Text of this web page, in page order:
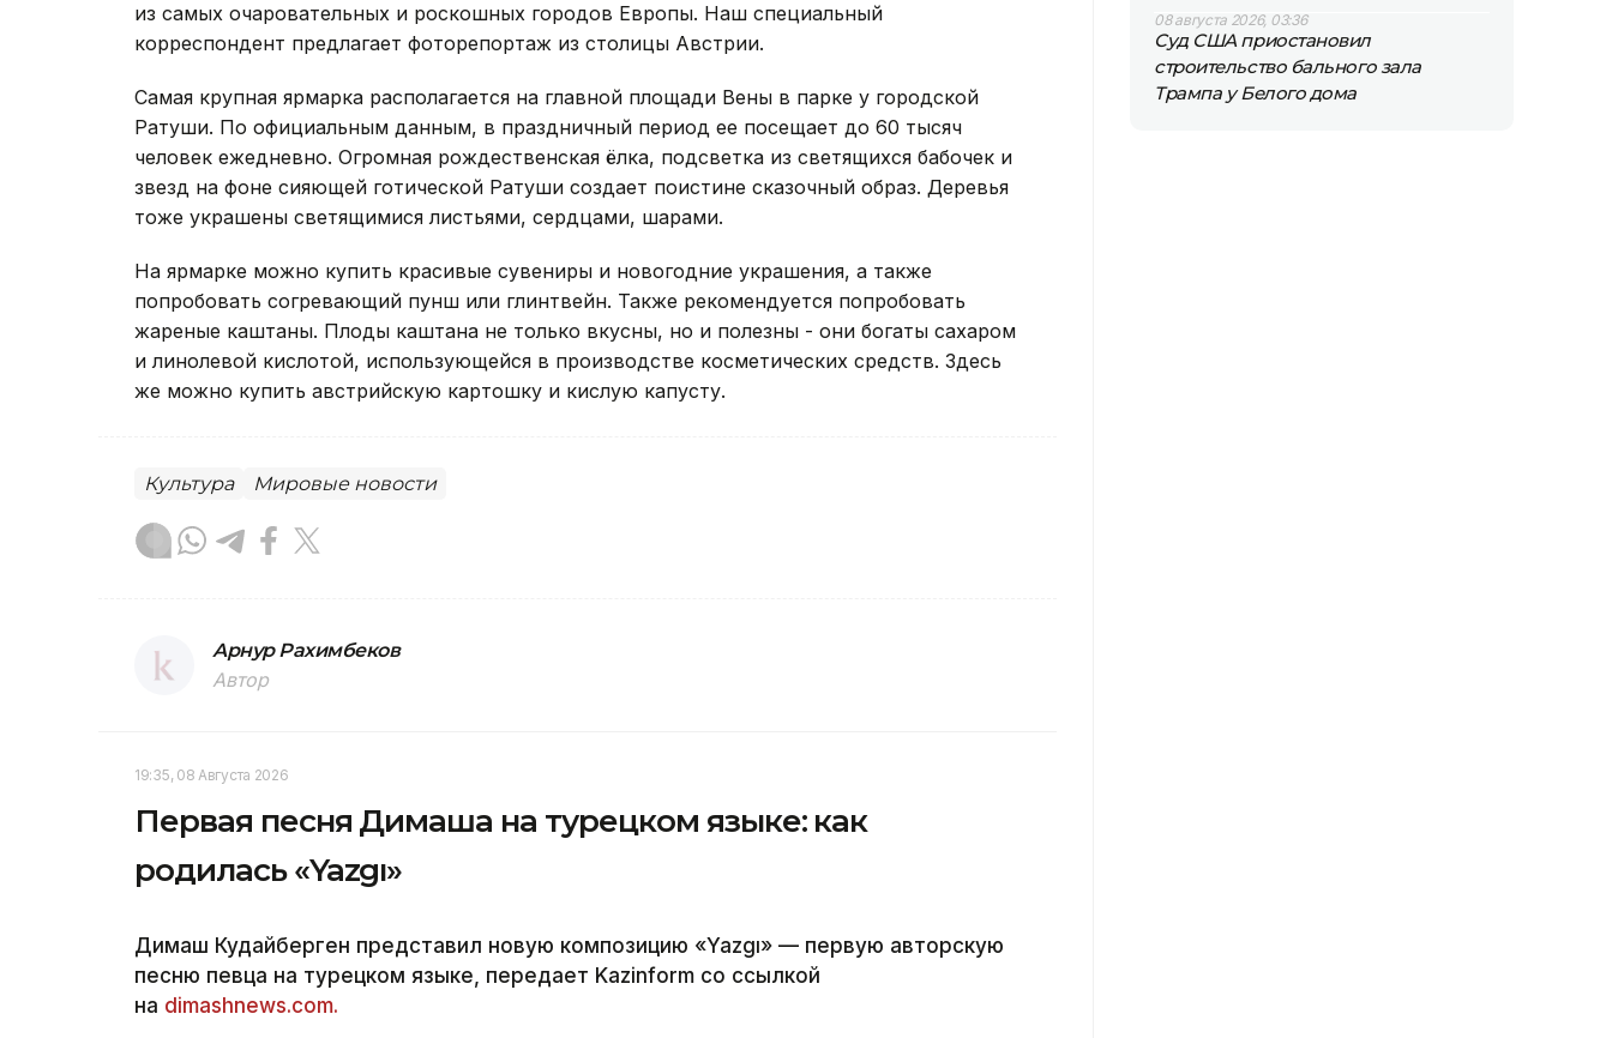
из самых очаровательных и роскошных городов Европы. Наш специальный
корреспондент предлагает фоторепортаж из столицы Австрии.
Самая крупная ярмарка располагается на главной площади Вены в парке у городской
Ратуши. По официальным данным, в праздничный период ее посещает до 60 тысяч
человек ежедневно. Огромная рождественская ёлка, подсветка из светящихся бабочек и
звезд на фоне сияющей готической Ратуши создает поистине сказочный образ. Деревья
тоже украшены светящимися листьями, сердцами, шарами.
На ярмарке можно купить красивые сувениры и новогодние украшения, а также
попробовать согревающий пунш или глинтвейн. Также рекомендуется попробовать
жареные каштаны. Плоды каштана не только вкусны, но и полезны - они богаты сахаром
и линолевой кислотой, использующейся в производстве косметических средств. Здесь
же можно купить австрийскую картошку и кислую капусту.
Культура Мировые новости
Арнур Рахимбеков
Автор
19:35, 08 Августа 2026
Первая песня Димаша на турецком языке: как
родилась «Yazgı»
Димаш Кудайберген представил новую композицию «Yazgı» — первую авторскую
песню певца на турецком языке, передает Kazinform со ссылкой
на dimashnews.com.
08 августа 2026, 03:36
Суд США приостановил
строительство бального зала
Трампа у Белого дома